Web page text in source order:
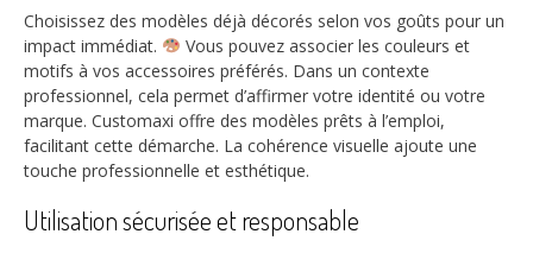
Choisissez des modèles déjà décorés selon vos goûts pour un
impact immédiat.
Vous pouvez associer les couleurs et
motifs à vos accessoires préférés. Dans un contexte
professionnel, cela permet d’affirmer votre identité ou votre
marque. Customaxi offre des modèles prêts à l’emploi,
facilitant cette démarche. La cohérence visuelle ajoute une
touche professionnelle et esthétique.
Utilisation sécurisée et responsable